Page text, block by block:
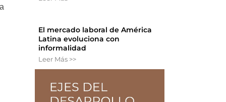
El mercado laboral de América
Latina evoluciona con
informalidad
Leer Más >>